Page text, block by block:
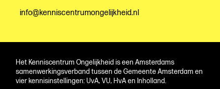
info@kenniscentrumongelijkheid.nl
Het Kenniscentrum Ongelijkheid is een Amsterdams
samenwerkingsverband tussen de Gemeente Amsterdam en
vier kennisinstellingen: UvA, VU, HvA en Inholland.